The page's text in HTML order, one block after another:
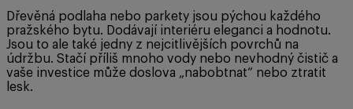
Dřevěná podlaha nebo parkety jsou pýchou každého
pražského bytu. Dodávají interiéru eleganci a hodnotu.
Jsou to ale také jedny z nejcitlivějších povrchů na
údržbu. Stačí příliš mnoho vody nebo nevhodný čistič a
vaše investice může doslova „nabobtnat“ nebo ztratit
lesk.